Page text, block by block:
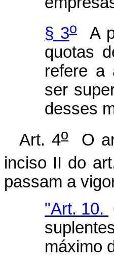
§ 3oA
quotas
refere a
ser
desses
Art. 4oO
inciso II do
passam a
"Art. 10.
máximo